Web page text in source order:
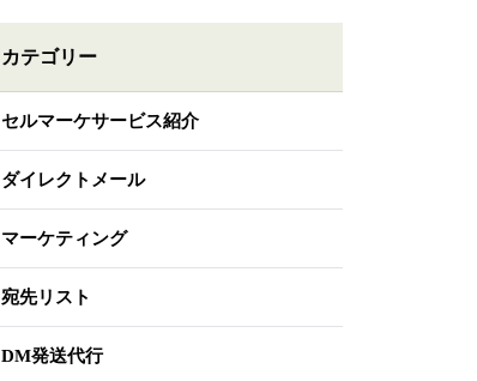
カテゴリー
セルマーケサービス紹介
ダイレクトメール
マーケティング
宛先リスト
DM発送代行